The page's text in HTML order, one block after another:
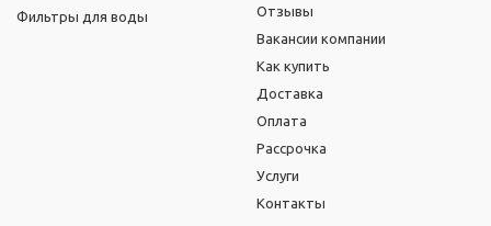
Фильтры для воды
Отзывы
Вакансии компании
Как купить
Доставка
Оплата
Рассрочка
Услуги
Контакты